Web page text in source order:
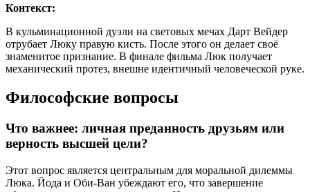
Контекст:
В кульминационной дуэли на световых мечах Дарт Вейдер
отрубает Люку правую кисть. После этого он делает своё
знаменитое признание. В финале фильма Люк получает
механический протез, внешне идентичный человеческой руке.
Философские вопросы
Что важнее: личная преданность друзьям или
верность высшей цели?
Этот вопрос является центральным для моральной дилеммы
Люка. Йода и Оби-Ван убеждают его, что завершение